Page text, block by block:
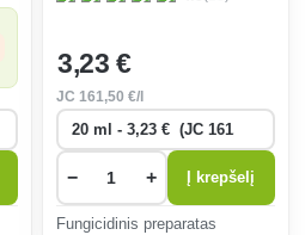
3,23 €
JC 161,50 €/l
− + Į krepšelį
Fungicidinis preparatas